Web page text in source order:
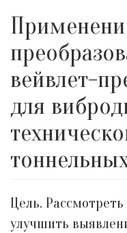
вейвлет-
для
Цель.
улучшить